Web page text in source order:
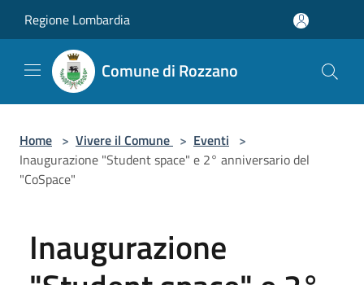
Regione Lombardia
Comune di Rozzano
Home > Vivere il Comune > Eventi >
Inaugurazione "Student space" e 2° anniversario del
"CoSpace"
Inaugurazione